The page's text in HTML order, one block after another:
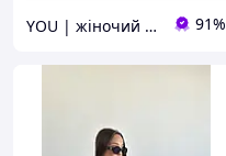
YOU | жіночий одяг 91%